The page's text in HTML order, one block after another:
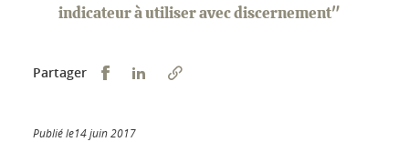
indicateur à utiliser avec discernement"
Partager Partager sur Facebook
Partager sur LinkedIn
Publié le14 juin 2017